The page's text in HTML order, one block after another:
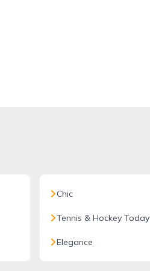
Chic
Tennis & Hockey Today
Elegance